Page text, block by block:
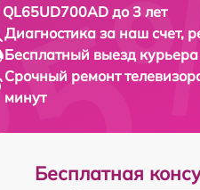
QL65UD700AD до 3 лет
Диагностика за наш счет,
Бесплатный выезд курьера
Срочный ремонт
минут
Бесплатная